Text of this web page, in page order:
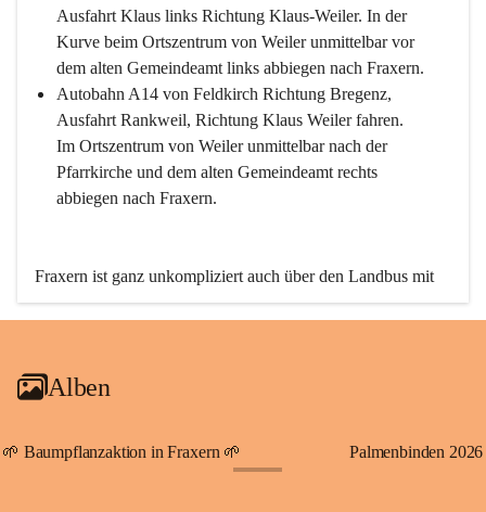
Ausfahrt Klaus links Richtung Klaus-Weiler. In der
Kurve beim Ortszentrum von Weiler unmittelbar vor
dem alten Gemeindeamt links abbiegen nach Fraxern.
Autobahn A14 von Feldkirch Richtung Bregenz,
Ausfahrt Rankweil, Richtung Klaus Weiler fahren.
Im Ortszentrum von Weiler unmittelbar nach der
Pfarrkirche und dem alten Gemeindeamt rechts
abbiegen nach Fraxern.
Fraxern ist ganz unkompliziert auch über den Landbus mit
den öffentlichen Verkehrsmitteln zu erreichen. Die Linie
An Samstagen, Sonn- und Feiertagen können Sie bequem
persönlichen Linienbus zur gewünschten Zeit zu Ihrer
Haltestelle bestellen. Sowohl von Weiler kommend nach
Alben
🌱 Baumpflanzaktion in Fraxern 🌱 Palmenbinden 2026